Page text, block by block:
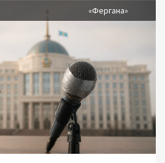
«Фергана»